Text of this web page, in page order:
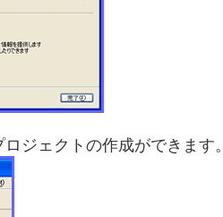
ジェクトの作成ができます。